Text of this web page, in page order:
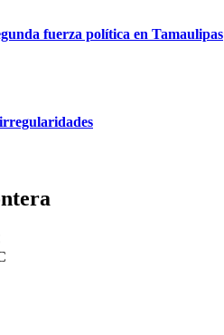
fuerza política en Tamaulipas